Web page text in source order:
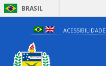
BRASIL
ACESSIBILIDADE